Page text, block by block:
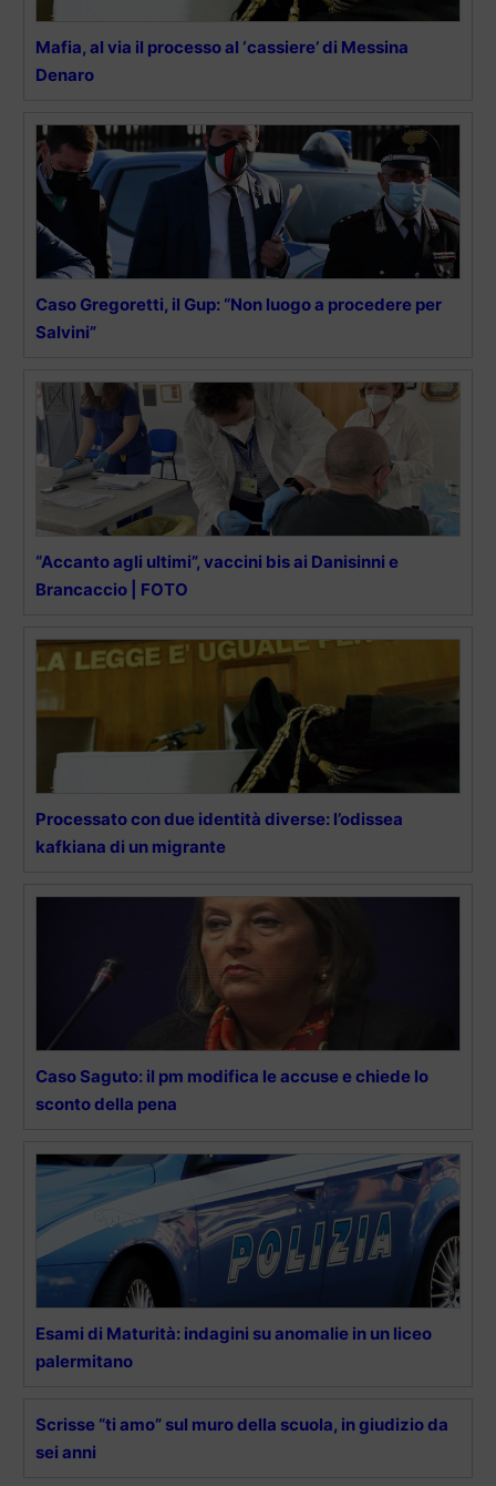
Mafia, al via il processo al ‘cassiere’ di Messina
Denaro
Caso Gregoretti, il Gup: “Non luogo a procedere per
Salvini”
“Accanto agli ultimi”, vaccini bis ai Danisinni e
Brancaccio | FOTO
Processato con due identità diverse: l’odissea
kafkiana di un migrante
Caso Saguto: il pm modifica le accuse e chiede lo
sconto della pena
Esami di Maturità: indagini su anomalie in un liceo
palermitano
Scrisse “ti amo” sul muro della scuola, in giudizio da
sei anni